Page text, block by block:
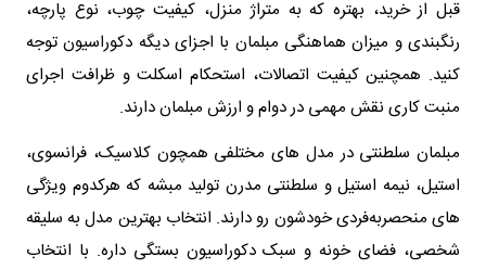
قبل از خرید، بهتره که به متراژ منزل، کیفیت چوب، نوع پارچه،
رنگبندی و میزان هماهنگی مبلمان با اجزای دیگه دکوراسیون توجه
کنید. همچنین کیفیت اتصالات، استحکام اسکلت و ظرافت اجرای
منبت کاری نقش مهمی در دوام و ارزش مبلمان دارند.
مبلمان سلطنتی در مدل های مختلفی همچون کلاسیک، فرانسوی،
استیل، نیمه استیل و سلطنتی مدرن تولید مبشه که هرکدوم ویژگی
های منحصربه‌فردی خودشون رو دارند. انتخاب بهترین مدل به سلیقه
شخصی، فضای خونه و سبک دکوراسیون بستگی داره. با انتخاب